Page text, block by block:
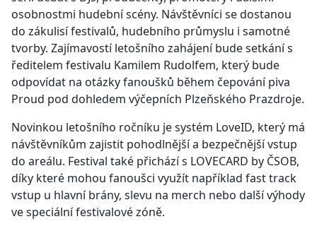
osobnostmi hudební scény. Návštěvníci se dostanou
do zákulisí festivalů, hudebního průmyslu i samotné
tvorby. Zajímavostí letošního zahájení bude setkání s
ředitelem festivalu Kamilem Rudolfem, který bude
odpovídat na otázky fanoušků během čepování piva
Proud pod dohledem výčepních Plzeňského Prazdroje.
Novinkou letošního ročníku je systém LoveID, který má
návštěvníkům zajistit pohodlnější a bezpečnější vstup
do areálu. Festival také přichází s LOVECARD by ČSOB,
díky které mohou fanoušci využít například fast track
vstup u hlavní brány, slevu na merch nebo další výhody
ve speciální festivalové zóně.